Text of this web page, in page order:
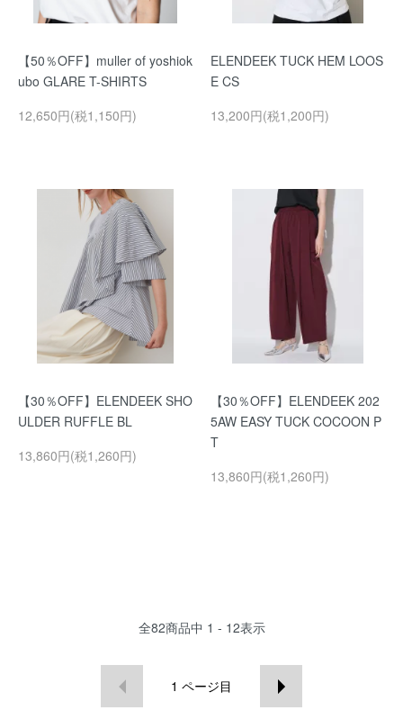
【50％OFF】muller of yoshiok
ubo GLARE T-SHIRTS
12,650円(税1,150円)
ELENDEEK TUCK HEM LOOS
E CS
13,200円(税1,200円)
【30％OFF】ELENDEEK SHO
ULDER RUFFLE BL
13,860円(税1,260円)
【30％OFF】ELENDEEK 202
5AW EASY TUCK COCOON P
T
13,860円(税1,260円)
全82商品中 1 - 12表示
1 ページ目